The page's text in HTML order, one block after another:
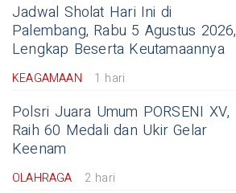
Jadwal Sholat Hari Ini di
Palembang, Rabu 5 Agustus 2026,
Lengkap Beserta Keutamaannya
KEAGAMAAN 1 hari
Polsri Juara Umum PORSENI XV,
Raih 60 Medali dan Ukir Gelar
Keenam
OLAHRAGA 2 hari